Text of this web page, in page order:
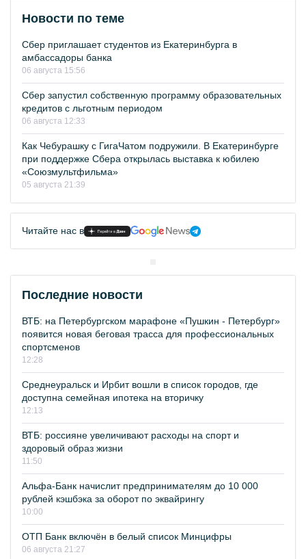
Новости по теме
Сбер приглашает студентов из Екатеринбурга в
амбассадоры банка
06 августа 15:56
Сбер запустил собственную программу образовательных
кредитов с льготным периодом
06 августа 12:33
Как Чебурашку с ГигаЧатом подружили. В Екатеринбурге
при поддержке Сбера открылась выставка к юбилею
«Союзмультфильма»
05 августа 21:39
Читайте нас в
Последние новости
ВТБ: на Петербургском марафоне «Пушкин - Петербург»
появится новая беговая трасса для профессиональных
спортсменов
12:28
Среднеуральск и Ирбит вошли в список городов, где
доступна семейная ипотека на вторичку
12:13
ВТБ: россияне увеличивают расходы на спорт и
здоровый образ жизни
11:50
Альфа-Банк начислит предпринимателям до 10 000
рублей кэшбэка за оборот по эквайрингу
10:00
ОТП Банк включён в белый список Минцифры
06 августа 21:27